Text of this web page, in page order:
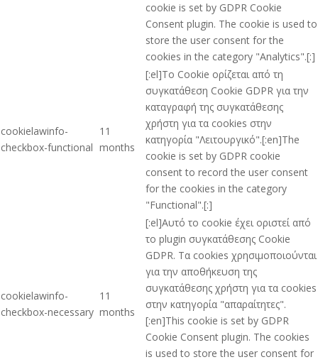
cookie is set by GDPR Cookie
Consent plugin. The cookie is used to
store the user consent for the
cookies in the category "Analytics".[:]
cookielawinfo-
checkbox-functional
11
months
[:el]Το Cookie ορίζεται από τη
συγκατάθεση Cookie GDPR για την
καταγραφή της συγκατάθεσης
χρήστη για τα cookies στην
κατηγορία "Λειτουργικό".[:en]The
cookie is set by GDPR cookie
consent to record the user consent
for the cookies in the category
"Functional".[:]
cookielawinfo-
checkbox-necessary
11
months
[:el]Αυτό το cookie έχει οριστεί από
το plugin συγκατάθεσης Cookie
GDPR. Τα cookies χρησιμοποιούνται
για την αποθήκευση της
συγκατάθεσης χρήστη για τα cookies
στην κατηγορία "απαραίτητες".
[:en]This cookie is set by GDPR
Cookie Consent plugin. The cookies
is used to store the user consent for